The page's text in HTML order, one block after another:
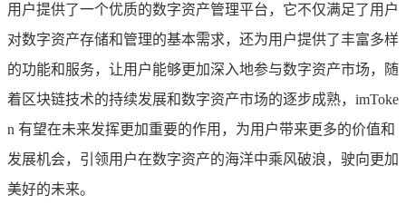
用户提供了一个优质的数字资产管理平台，它不仅满足了用户
对数字资产存储和管理的基本需求，还为用户提供了丰富多样
的功能和服务，让用户能够更加深入地参与数字资产市场，随
着区块链技术的持续发展和数字资产市场的逐步成熟，imToke
n 有望在未来发挥更加重要的作用，为用户带来更多的价值和
发展机会，引领用户在数字资产的海洋中乘风破浪，驶向更加
美好的未来。